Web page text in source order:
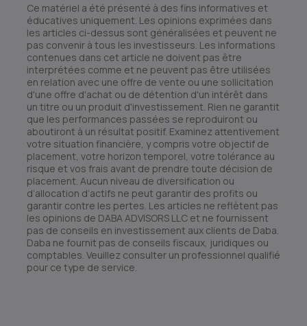
Ce matériel a été présenté à des fins informatives et
éducatives uniquement. Les opinions exprimées dans
les articles ci-dessus sont généralisées et peuvent ne
pas convenir à tous les investisseurs. Les informations
contenues dans cet article ne doivent pas être
interprétées comme et ne peuvent pas être utilisées
en relation avec une offre de vente ou une sollicitation
d'une offre d'achat ou de détention d'un intérêt dans
un titre ou un produit d'investissement. Rien ne garantit
que les performances passées se reproduiront ou
aboutiront à un résultat positif. Examinez attentivement
votre situation financière, y compris votre objectif de
placement, votre horizon temporel, votre tolérance au
risque et vos frais avant de prendre toute décision de
placement. Aucun niveau de diversification ou
d’allocation d’actifs ne peut garantir des profits ou
garantir contre les pertes. Les articles ne reflètent pas
les opinions de DABA ADVISORS LLC et ne fournissent
pas de conseils en investissement aux clients de Daba.
Daba ne fournit pas de conseils fiscaux, juridiques ou
comptables. Veuillez consulter un professionnel qualifié
pour ce type de service.